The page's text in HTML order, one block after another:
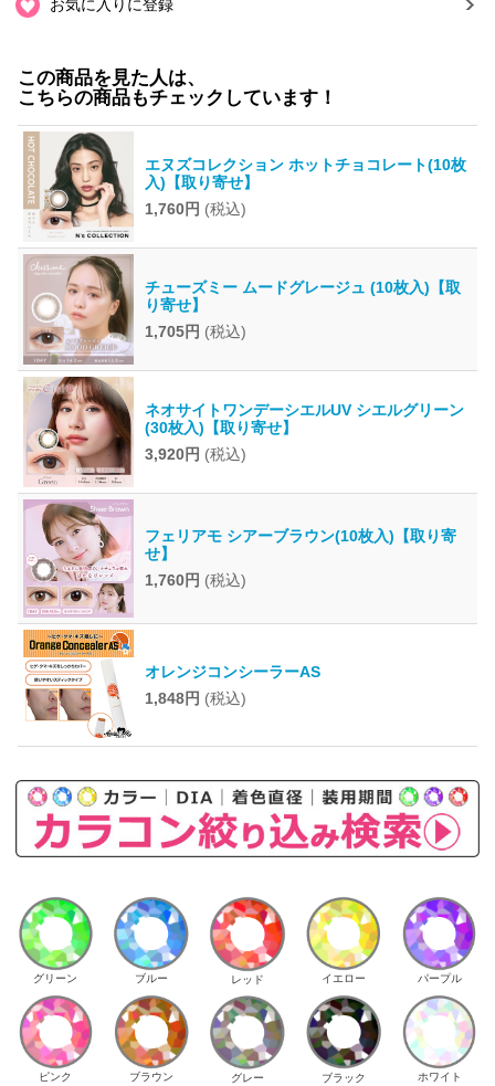
お気に入りに登録
この商品を見た人は、
こちらの商品もチェックしています！
エヌズコレクション ホットチョコレート(10枚
入)【取り寄せ】
1,760円 (税込)
チューズミー ムードグレージュ (10枚入)【取
り寄せ】
1,705円 (税込)
ネオサイトワンデーシエルUV シエルグリーン
(30枚入)【取り寄せ】
3,920円 (税込)
フェリアモ シアーブラウン(10枚入)【取り寄
せ】
1,760円 (税込)
オレンジコンシーラーAS
1,848円 (税込)
グリーン ブルー レッド イエロー パープル
ピンク ブラウン グレー ブラック ホワイト